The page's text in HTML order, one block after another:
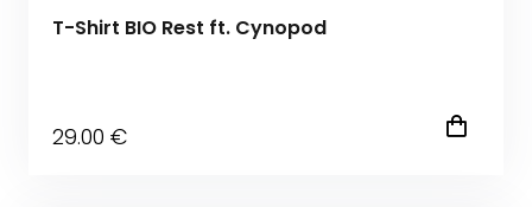
T-Shirt BIO Rest ft. Cynopod
29.00 €